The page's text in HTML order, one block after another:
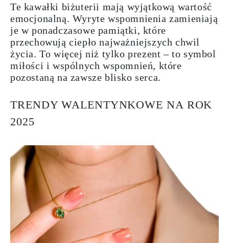
Te kawałki biżuterii mają wyjątkową wartość
emocjonalną. Wyryte wspomnienia zamieniają
je w ponadczasowe pamiątki, które
przechowują ciepło najważniejszych chwil
życia. To więcej niż tylko prezent – to symbol
miłości i wspólnych wspomnień, które
pozostaną na zawsze blisko serca.
TRENDY WALENTYNKOWE NA ROK
2025